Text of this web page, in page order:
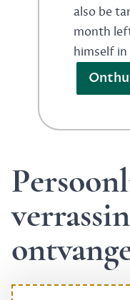
also be
month
himself in